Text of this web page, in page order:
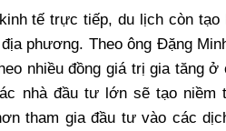
tế trực tiếp, du lịch còn
phương. Theo ông Đặng
nhiều đồng giá trị gia tăng
nhà đầu tư lớn sẽ tạo niềm
tham gia đầu tư vào các